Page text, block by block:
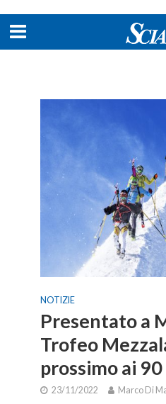
NOTIZIE
Presentato a
Trofeo
prossimo ai
23/11/2022 Marco Di